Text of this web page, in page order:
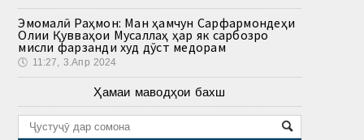
Эмомалӣ Раҳмон: Ман ҳамчун Сарфармондеҳи
Олии Қувваҳои Мусаллаҳ ҳар як сарбозро
мисли фарзанди худ дӯст медорам
🕔 11:27, 3.Апр 2024
Ҳамаи маводҳои бахш